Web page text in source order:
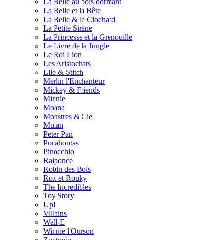
La Belle au bois dormant
La Belle et la Bête
La Belle & le Clochard
La Petite Sirène
La Princesse et la Grenouille
Le Livre de la Jungle
Le Roi Lion
Les Aristochats
Lilo & Stitch
Merlin l'Enchanteur
Mickey & Friends
Minnie
Moana
Monstres & Cie
Mulan
Peter Pan
Pocahontas
Pinocchio
Raiponce
Robin des Bois
Rox et Rouky
The Incredibles
Toy Story
Up!
Villains
Wall-E
Winnie l'Ourson